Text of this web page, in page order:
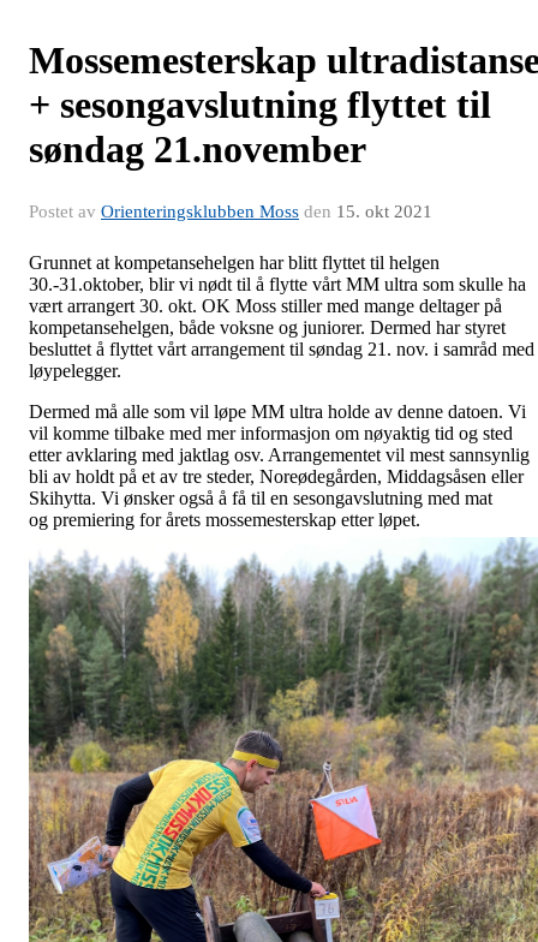
Mossemesterskap
+ sesongavslutning flyttet til
søndag 21.november
Postet av Orienteringsklubben Moss den 15. okt 2021
Grunnet at kompetansehelgen har blitt flyttet til helgen
30.-31.oktober, blir vi nødt til å flytte vårt MM ultra som skulle ha
vært arrangert 30. okt. OK Moss stiller med mange deltager på
kompetansehelgen, både voksne og juniorer. Dermed har styret
besluttet å flyttet vårt arrangement til søndag 21. nov. i samråd med
løypelegger.
Dermed må alle som vil løpe MM ultra holde av denne datoen. Vi
vil komme tilbake med mer informasjon om nøyaktig tid og sted
etter avklaring med jaktlag osv. Arrangementet vil mest sannsynlig
bli av holdt på et av tre steder, Noreødegården, Middagsåsen eller
Skihytta. Vi ønsker også å få til en sesongavslutning med mat
og premiering for årets mossemesterskap etter løpet.